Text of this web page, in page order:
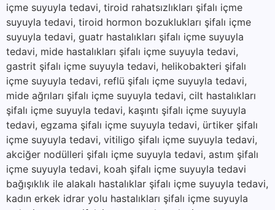
içme suyuyla tedavi, tiroid rahatsızlıkları şifalı içme
suyuyla tedavi, tiroid hormon bozuklukları şifalı içme
suyuyla tedavi, guatr hastalıkları şifalı içme suyuyla
tedavi, mide hastalıkları şifalı içme suyuyla tedavi,
gastrit şifalı içme suyuyla tedavi, helikobakteri şifalı
içme suyuyla tedavi, reflü şifalı içme suyuyla tedavi,
mide ağrıları şifalı içme suyuyla tedavi, cilt hastalıkları
şifalı içme suyuyla tedavi, kaşıntı şifalı içme suyuyla
tedavi, egzama şifalı içme suyuyla tedavi, ürtiker şifalı
içme suyuyla tedavi, vitiligo şifalı içme suyuyla tedavi,
akciğer nodülleri şifalı içme suyuyla tedavi, astım şifalı
içme suyuyla tedavi, koah şifalı içme suyuyla tedavi
bağışıklık ile alakalı hastalıklar şifalı içme suyuyla tedavi,
kadın erkek idrar yolu hastalıkları şifalı içme suyuyla